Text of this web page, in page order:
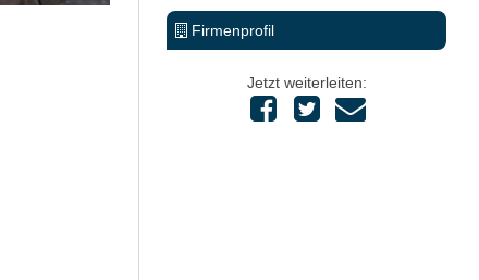
Firmenprofil
Jetzt weiterleiten: